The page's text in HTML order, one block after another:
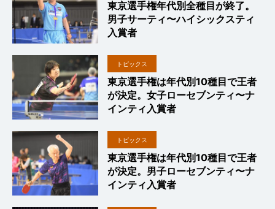
東京選手権年代別全種目が終了。
男子サーティ〜ハイシックスティ
入賞者
トピックス
東京選手権は年代別10種目で王者
が決定。女子ローセブンティ〜ナ
インティ入賞者
トピックス
東京選手権は年代別10種目で王者
が決定。男子ローセブンティ〜ナ
インティ入賞者